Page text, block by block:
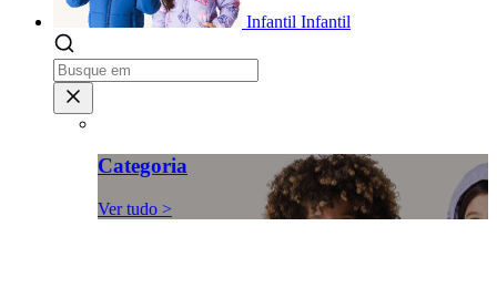
Infantil Infantil
Categoria
Ver tudo >